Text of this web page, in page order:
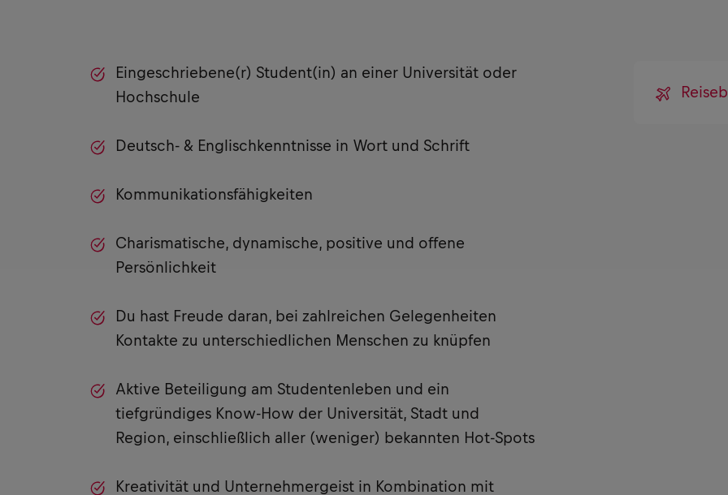
Eingeschriebene(r) Student(in) an einer Universität oder
Hochschule
Deutsch- & Englischkenntnisse in Wort und Schrift
Kommunikationsfähigkeiten
Charismatische, dynamische, positive und offene
Persönlichkeit
Du hast Freude daran, bei zahlreichen Gelegenheiten
Kontakte zu unterschiedlichen Menschen zu knüpfen
Aktive Beteiligung am Studentenleben und ein
tiefgründiges Know-How der Universität, Stadt und
Region, einschließlich aller (weniger) bekannten Hot-Spots
Kreativität und Unternehmergeist in Kombination mit